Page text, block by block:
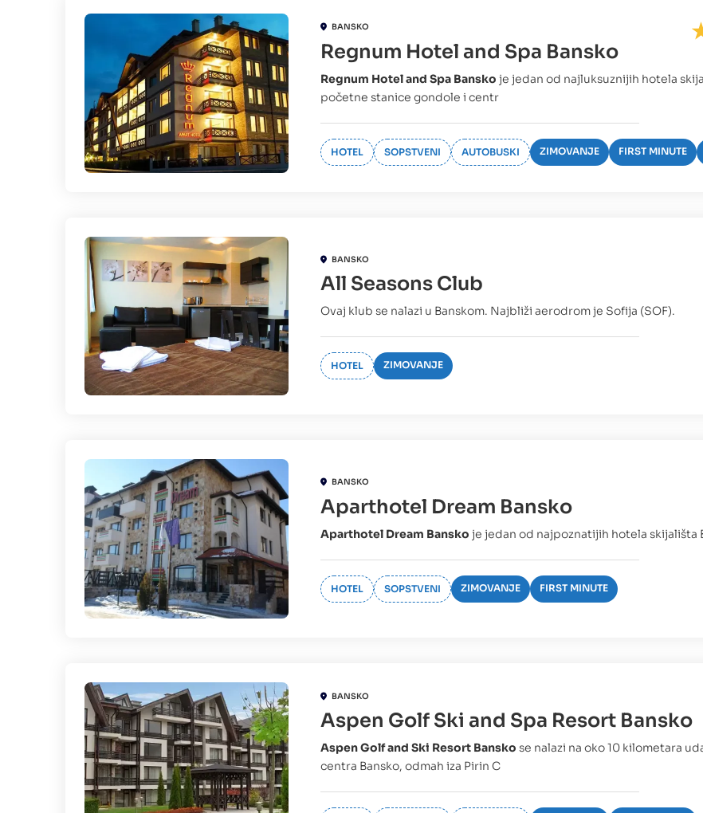
BANSKO
Regnum Hotel and Spa Bansko
Regnum Hotel and Spa Bansko je jedan od najluksuznijih hotela
početne stanice gondole i centr
HOTEL SOPSTVENI AUTOBUSKI ZIMOVANJE FIRST MINUTE
BANSKO
All Seasons Club
Ovaj klub se nalazi u Banskom. Najbliži aerodrom je Sofija (SOF).
HOTEL
ZIMOVANJE
BANSKO
Aparthotel Dream Bansko
Aparthotel Dream Bansko je jedan od najpoznatijih hotela skijališta
HOTEL SOPSTVENI ZIMOVANJE FIRST MINUTE
BANSKO
Aspen Golf Ski and Spa Resort Bansko
Aspen Golf and Ski Resort Bansko se nalazi na oko 10 kilometara
centra Bansko, odmah iza Pirin C